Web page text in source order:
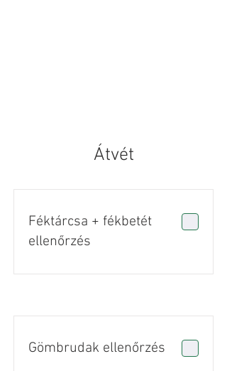
Átvét
Féktárcsa + fékbetét
ellenőrzés
Gömbrudak ellenőrzés